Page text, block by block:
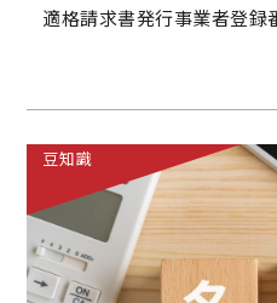
適格請求書発行事業者登録
豆知識